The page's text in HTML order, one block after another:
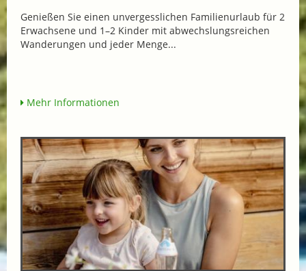
Genießen Sie einen unvergesslichen Familienurlaub für 2
Erwachsene und 1–2 Kinder mit abwechslungsreichen
Wanderungen und jeder Menge...
Mehr Informationen